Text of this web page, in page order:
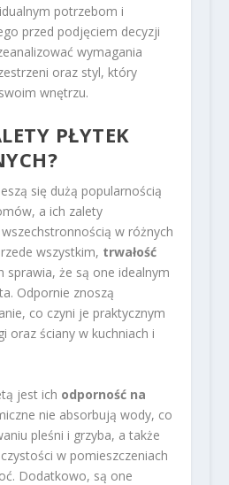
potrzebom i
przed podjęciem decyzji
wymagania
oraz styl, który
wnętrzu.
PŁYTEK
się dużą popularnością
a ich zalety
w różnych
wszystkim, trwałość
sprawia, że są one idealnym
Odpornie znoszą
co czyni je praktycznym
oraz ściany w kuchniach i
jest ich odporność na
nie absorbują wody, co
pleśni i grzyba, a także
w pomieszczeniach
Dodatkowo, są one